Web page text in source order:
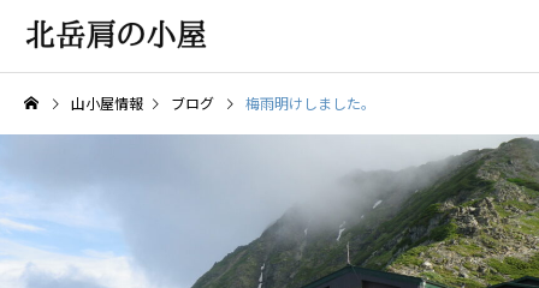
山小屋情報 ブログ 梅雨明けしました。